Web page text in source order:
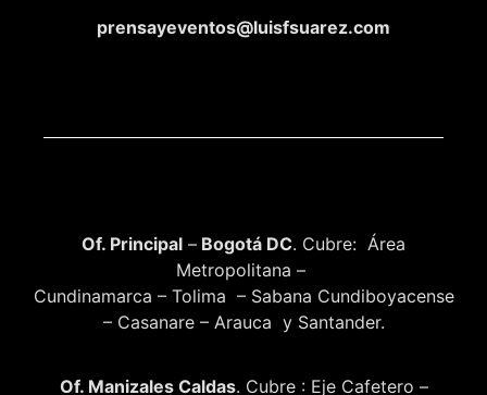
prensayeventos@luisfsuarez.com
Of. Principal – Bogotá DC. Cubre: Área
Metropolitana –
Cundinamarca – Tolima – Sabana Cundiboyacense
– Casanare – Arauca y Santander.
Of. Manizales Caldas. Cubre : Eje Cafetero –